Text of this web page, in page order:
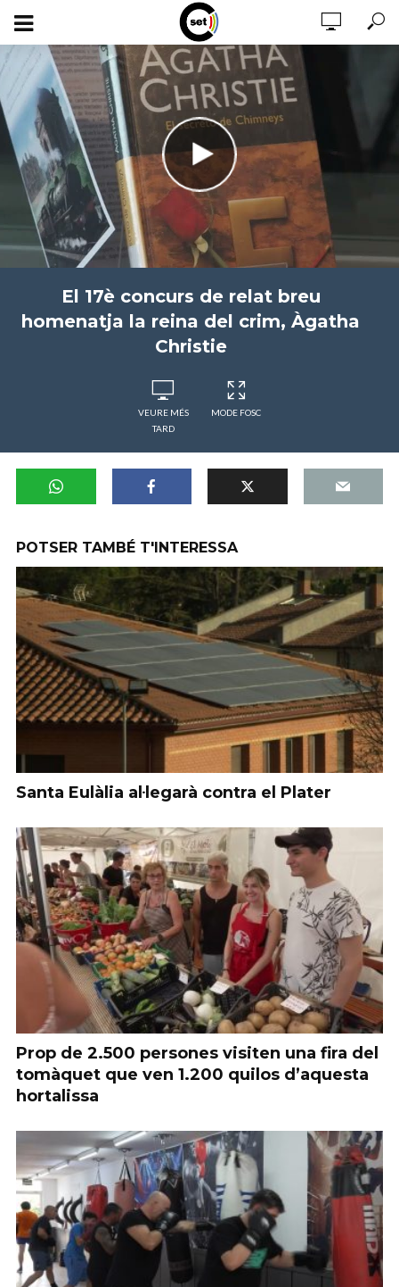
El 17è concurs de relat breu
homenatja la reina del crim, Àgatha
Christie
VEURE MÉS
TARD
MODE FOSC
POTSER TAMBÉ T'INTERESSA
Santa Eulàlia al·legarà contra el Plater
Prop de 2.500 persones visiten una fira del
tomàquet que ven 1.200 quilos d’aquesta
hortalissa